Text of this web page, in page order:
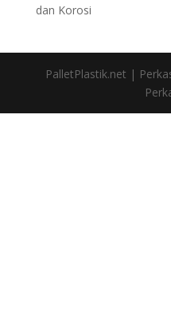
dan Korosi
PalletPlastik.net |